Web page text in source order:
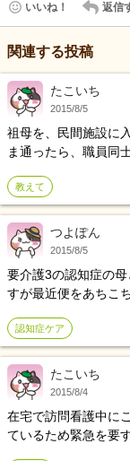
いいね！ 返信
関連する投稿
たこいち
2015/8/5
祖母を、民間施設に
ま通ったら、職員同
えない職員とは、ど
教えて
つよぽん
2015/8/5
要介護3の認知症の
すが最近便をあちこ
か、、、、助けてくだ
認知症ケア
たこいち
2015/8/4
在宅で訪問看護中に
ているため緊急を要